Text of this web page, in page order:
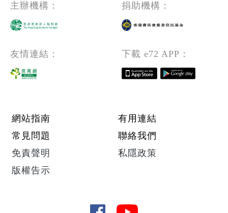
主辦機構： 捐助機構：
友情連結： 下載 e72 APP：
Footer menu
網站指南
有用連結
常見問題
聯絡我們
免責聲明
私隱政策
版權告示